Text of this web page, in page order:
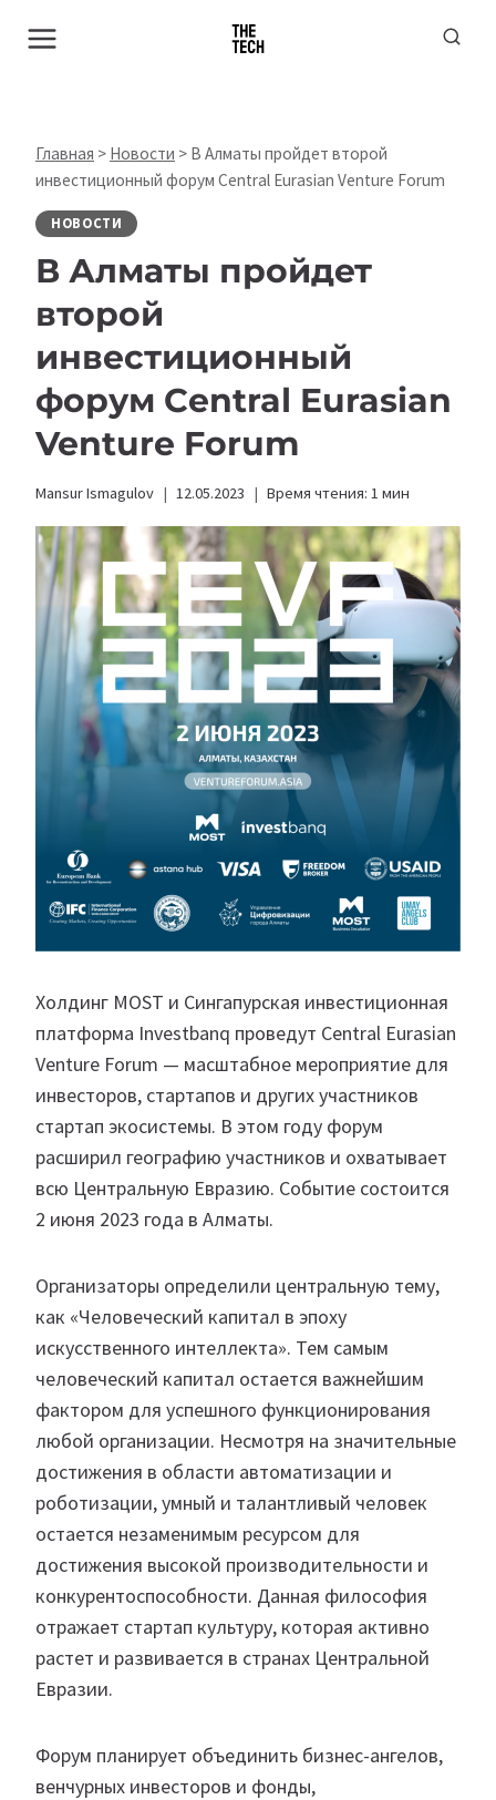
Главная > Новости > В Алматы пройдет второй
инвестиционный форум Сentral Eurasian Venture Forum
НОВОСТИ
В Алматы пройдет
второй
инвестиционный
форум Сentral Eurasian
Venture Forum
Mansur Ismagulov 12.05.2023 Время чтения: 1 мин
Холдинг MOST и Сингапурская инвестиционная
платформа Investbanq проведут Central Eurasian
Venture Forum — масштабное мероприятие для
инвесторов, стартапов и других участников
стартап экосистемы. В этом году форум
расширил географию участников и охватывает
всю Центральную Евразию. Событие состоится
2 июня 2023 года в Алматы.
Организаторы определили центральную тему,
как «Человеческий капитал в эпоху
искусственного интеллекта». Тем самым
человеческий капитал остается важнейшим
фактором для успешного функционирования
любой организации. Несмотря на значительные
достижения в области автоматизации и
роботизации, умный и талантливый человек
остается незаменимым ресурсом для
достижения высокой производительности и
конкурентоспособности. Данная философия
отражает стартап культуру, которая активно
растет и развивается в странах Центральной
Евразии.
Форум планирует объединить бизнес-ангелов,
венчурных инвесторов и фонды,